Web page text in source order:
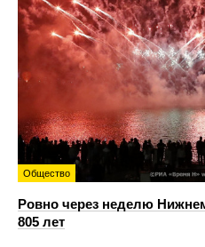
Общество
Ровно через неделю
805 лет